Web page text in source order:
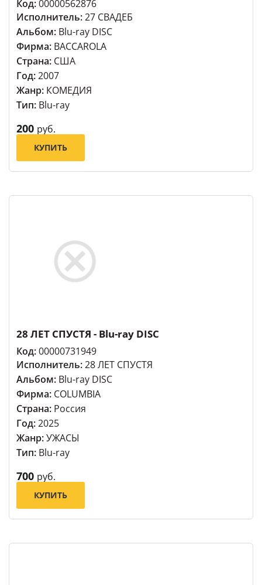
Код:00000562876
Исполнитель:27 СВАДЕБ
Альбом: Blu-ray DISC
Фирма: BACCAROLA
Страна: США
Год:2007
Жанр: КОМЕДИЯ
Тип: Blu-ray
200 руб.
КУПИТЬ
28 ЛЕТ СПУСТЯ - Blu-ray DISC
Код:00000731949
Исполнитель:28 ЛЕТ СПУСТЯ
Альбом: Blu-ray DISC
Фирма: COLUMBIA
Страна: Россия
Год:2025
Жанр:УЖАСЫ
Тип: Blu-ray
700 руб.
КУПИТЬ